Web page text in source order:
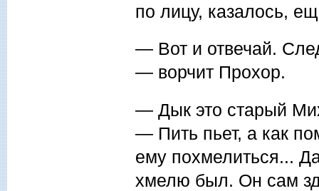
по лицу, казалось,
— Вот и отвечай.
— ворчит Прохор.
— Дык это старый
— Пить пьет, а как
ему похмелиться...
хмелю был. Он сам